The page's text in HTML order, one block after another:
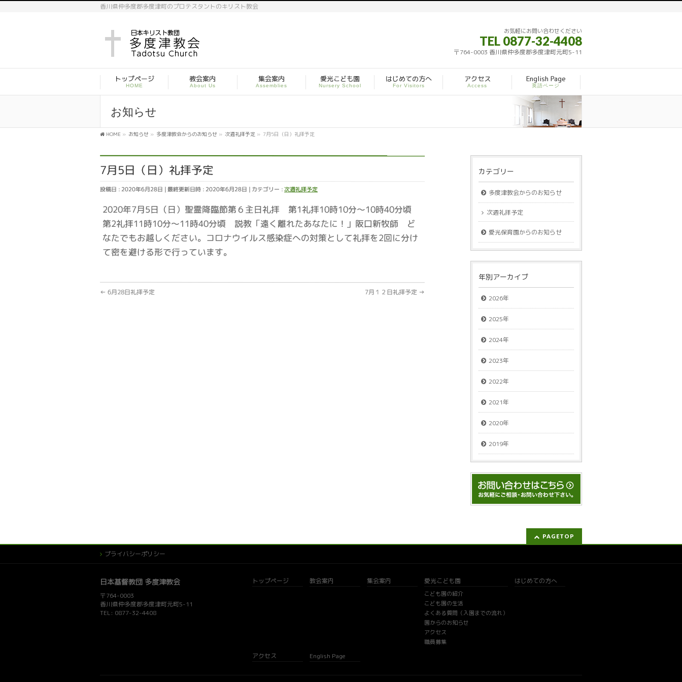
香川県仲多度郡多度津町のプロテスタントのキリスト教会
お気軽にお問い合わせください
TEL 0877-32-4408
〒764-0003 香川県仲多度郡多度津町元町5-11
トップページ
HOME
教会案内
About Us
集会案内
Assemblies
愛光こども園
Nursery School
はじめての方へ
For Visitors
アクセス
Access
English Page
英語ページ
お知らせ
HOME » お知らせ » 多度津教会からのお知らせ » 次週礼拝予定 » 7月5日（日）礼拝予定
7月5日（日）礼拝予定
投稿日 : 2020年6月28日 最終更新日時 : 2020年6月28日 カテゴリー :次週礼拝予定
2020年7月5日（日）聖霊降臨節第６主日礼拝 第1礼拝10時10分～10時40分頃
第2礼拝11時10分～11時40分頃 説教「遠く離れたあなたに！」阪口新牧師 ど
なたでもお越しください。コロナウイルス感染症への対策として礼拝を2回に分け
て密を避ける形で行っています。
← 6月28日礼拝予定 7月１２日礼拝予定 →
カテゴリー
多度津教会からのお知らせ
次週礼拝予定
愛光保育園からのお知らせ
年別アーカイブ
2026年
2025年
2024年
2023年
2022年
2021年
2020年
2019年
PAGETOP
プライバシーポリシー
日本基督教団 多度津教会
〒764-0003
香川県仲多度郡多度津町元町5-11
TEL: 0877-32-4408
トップページ 教会案内 集会案内 愛光こども園
こども園の紹介
こども園の生活
よくある質問（入園までの流れ）
園からのお知らせ
アクセス
職員募集
はじめての方へ
アクセス English Page